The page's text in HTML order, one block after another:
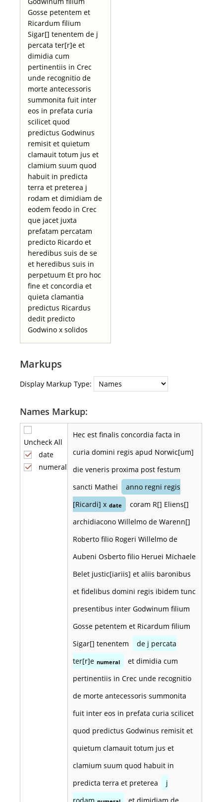
Gosse petentem et
Ricardum filium
Sigar[] tenentem de j
percata ter[r]e et
dimidia cum
pertinentiis in Crec
unde recognitio de
morte antecessoris
summonita fuit inter
eos in prefata curia
scilicet quod
predictus Godwinus
remisit et quietum
clamauit totum jus et
clamium suum quod
habuit in predicta
terra et preterea j
rodam et dimidiam de
eodem feodo in Crec
que jacet juxta
prefatam percatam
predicto Ricardo et
heredibus suis de se
et heredibus suis in
perpetuum Et pro hoc
fine et concordia et
quieta clamantia
predictus Ricardus
dedit predicto
Godwino x solidos
Markups
Display Markup Type:
Names Markup:
Uncheck All
date
numeral
Hec est finalis concordia facta in
curia domini regis apud Norwic[um]
die veneris proxima post festum
sancti Mathei
anno regni regis
[Ricardi] x date
coram R[] Eliens[]
archidiacono Willelmo de Warenn[]
Roberto filio Rogeri Willelmo de
Aubeni Osberto filio Heruei Michaele
Belet justic[iariis] et aliis baronibus
et fidelibus domini regis ibidem tunc
presentibus inter Godwinum filium
Gosse petentem et Ricardum filium
Sigar[] tenentem
de j percata
ter[r]e numeral
et dimidia cum
pertinentiis in Crec unde recognitio
de morte antecessoris summonita
fuit inter eos in prefata curia scilicet
quod predictus Godwinus remisit et
quietum clamauit totum jus et
clamium suum quod habuit in
predicta terra et preterea
j